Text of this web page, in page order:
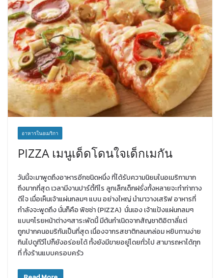
อาหารในอเมริกา
PIZZA เมนูเด็ดโดนใจเด็กเมกัน
วันนี้จะมาพูดถึงอาหารอีกชนิดหนึ่ง ที่ได้รับความนิยมในอเมริกามาก
ถึงมากที่สุด เวลามีงานปาร์ตี้ทีไร ลูกเล็กเด็กฝรั่งทั้งหลายจะทำท่าทาง
ดีใจ เมื่อเห็นเจ้าแผ่นกลมๆ แบน อย่างใหญ่ นำมาวางเสริฟ อาหารที่
กำลังจะพูดถึง นั่นก็คือ พิชช่า (PIZZA) นั่นเอง เจ้าแป้งแผ่นกลมๆ
แบนๆโรยหน้าต่างๆสาระพัดนี้ มีต้นกำเนิดจากสัญชาติอิตาลี่แต่
ถูกปากคนอมริกันเป็นที่สุด เนื่องจากรสชาติกลมกล่อม หยิบทานง่าย
กินไปดูทีวีไปก็ยังอร่อยได้ ทั้งยังมีขายอยู่โดยทั่วไป สามารถหาได้ทุก
ที่ ทั้งร้านแบบครอบครัว